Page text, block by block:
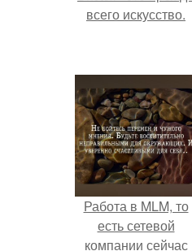
всего искусство.
Работа в MLM, то
есть сетевой
компании сейчас